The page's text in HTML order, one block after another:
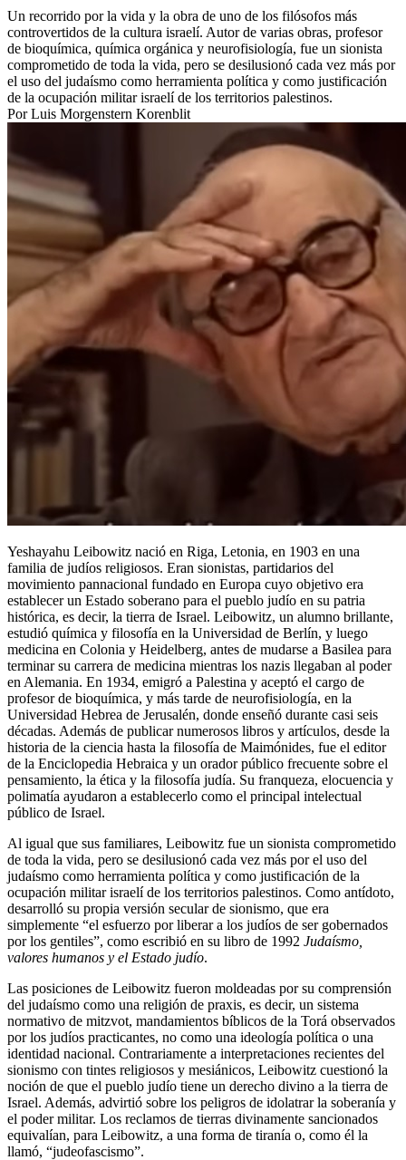
Un recorrido por la vida y la obra de uno de los filósofos más
controvertidos de la cultura israelí. Autor de varias obras, profesor
de bioquímica, química orgánica y neurofisiología, fue un sionista
comprometido de toda la vida, pero se desilusionó cada vez más por
el uso del judaísmo como herramienta política y como justificación
de la ocupación militar israelí de los territorios palestinos.
Por Luis Morgenstern Korenblit
Yeshayahu Leibowitz nació en Riga, Letonia, en 1903 en una
familia de judíos religiosos. Eran sionistas, partidarios del
movimiento pannacional fundado en Europa cuyo objetivo era
establecer un Estado soberano para el pueblo judío en su patria
histórica, es decir, la tierra de Israel. Leibowitz, un alumno brillante,
estudió química y filosofía en la Universidad de Berlín, y luego
medicina en Colonia y Heidelberg, antes de mudarse a Basilea para
terminar su carrera de medicina mientras los nazis llegaban al poder
en Alemania. En 1934, emigró a Palestina y aceptó el cargo de
profesor de bioquímica, y más tarde de neurofisiología, en la
Universidad Hebrea de Jerusalén, donde enseñó durante casi seis
décadas. Además de publicar numerosos libros y artículos, desde la
historia de la ciencia hasta la filosofía de Maimónides, fue el editor
de la Enciclopedia Hebraica y un orador público frecuente sobre el
pensamiento, la ética y la filosofía judía. Su franqueza, elocuencia y
polimatía ayudaron a establecerlo como el principal intelectual
público de Israel.
Al igual que sus familiares, Leibowitz fue un sionista comprometido
de toda la vida, pero se desilusionó cada vez más por el uso del
judaísmo como herramienta política y como justificación de la
ocupación militar israelí de los territorios palestinos. Como antídoto,
desarrolló su propia versión secular de sionismo, que era
simplemente “el esfuerzo por liberar a los judíos de ser gobernados
por los gentiles”, como escribió en su libro de 1992 Judaísmo,
valores humanos y el Estado judío.
Las posiciones de Leibowitz fueron moldeadas por su comprensión
del judaísmo como una religión de praxis, es decir, un sistema
normativo de mitzvot, mandamientos bíblicos de la Torá observados
por los judíos practicantes, no como una ideología política o una
identidad nacional. Contrariamente a interpretaciones recientes del
sionismo con tintes religiosos y mesiánicos, Leibowitz cuestionó la
noción de que el pueblo judío tiene un derecho divino a la tierra de
Israel. Además, advirtió sobre los peligros de idolatrar la soberanía y
el poder militar. Los reclamos de tierras divinamente sancionados
equivalían, para Leibowitz, a una forma de tiranía o, como él la
llamó, “judeofascismo”.